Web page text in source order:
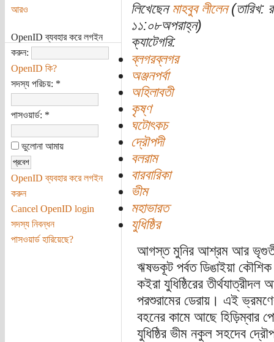
আরও
OpenID ব্যবহার করে লগইন
করুন:
OpenID কি?
সদস্য পরিচয়: *
পাসওয়ার্ড: *
ভুলোনা আমায়
OpenID ব্যবহার করে লগইন
করুন
Cancel OpenID login
সদস্য নিবন্ধন
পাসওয়ার্ড হারিয়েছে?
লিখেছেন মাহবুব লীলেন(তারিখ:
১১:০৮অপরাহ্ন)
ক্যাটেগরি:
ব্লগরব্লগর
অঞ্জনপর্বা
অহিলাবতী
কৃষ্ণ
ঘটোৎকচ
দ্রৌপদী
বলরাম
বারবারিকা
ভীম
মহাভারত
যুধিষ্ঠির
আগস্ত মুনির আশ্রম আর ভৃগুতীর্থ
ঋষভকূট পর্বত ডিঙাইয়া কৌশিক
কইরা যুধিষ্ঠিরের
পরশুরামের ডেরায়। এই
বহনের কামে আছে হিড়িম্বার
যুধিষ্ঠির ভীম নকুল সহদেব